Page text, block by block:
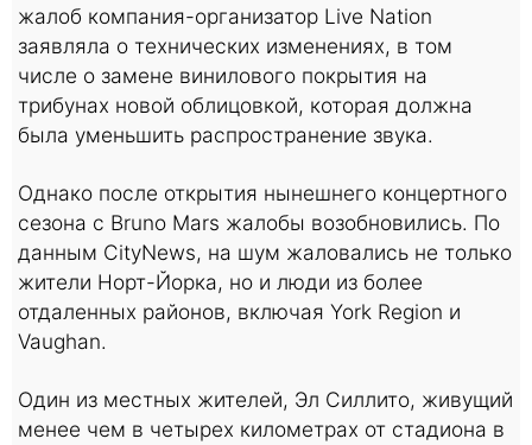
жалоб компания-организатор Live Nation
заявляла о технических изменениях, в том
числе о замене винилового покрытия на
трибунах новой облицовкой, которая должна
была уменьшить распространение звука.
Однако после открытия нынешнего концертного
сезона с Bruno Mars жалобы возобновились. По
данным CityNews, на шум жаловались не только
жители Норт-Йорка, но и люди из более
отдаленных районов, включая York Region и
Vaughan.
Один из местных жителей, Эл Силлито, живущий
менее чем в четырех километрах от стадиона в